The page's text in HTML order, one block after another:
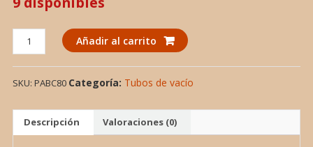
AL
VACIO
PABC80,
Añadir al carrito
SKU: PABC80 Categoría: Tubos de vacío
Descripción Valoraciones (0)